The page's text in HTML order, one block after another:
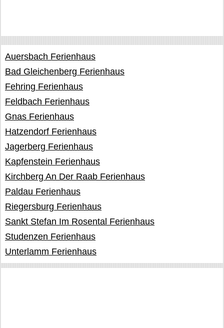
Auersbach Ferienhaus
Bad Gleichenberg Ferienhaus
Fehring Ferienhaus
Feldbach Ferienhaus
Gnas Ferienhaus
Hatzendorf Ferienhaus
Jagerberg Ferienhaus
Kapfenstein Ferienhaus
Kirchberg An Der Raab Ferienhaus
Paldau Ferienhaus
Riegersburg Ferienhaus
Sankt Stefan Im Rosental Ferienhaus
Studenzen Ferienhaus
Unterlamm Ferienhaus